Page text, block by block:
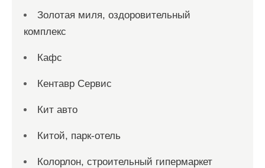
Золотая миля, оздоровительный
комплекс
Кафс
Кентавр Сервис
Кит авто
Китой, парк-отель
Колорлон, строительный гипермаркет